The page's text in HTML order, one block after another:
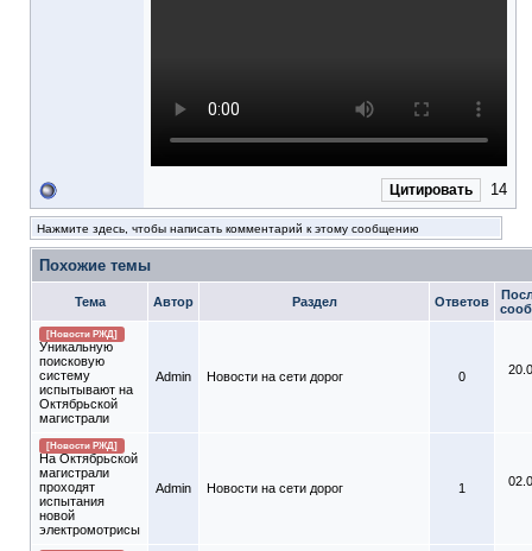
Цитировать 14
Нажмите здесь, чтобы написать комментарий к этому сообщению
Похожие темы
Тема Автор Раздел Ответов
[Новости РЖД]
Уникальную
поисковую
систему
испытывают на
Октябрьской
магистрали
Admin Новости на сети дорог 0
[Новости РЖД]
На Октябрьской
магистрали
проходят
испытания
новой
электромотрисы
Admin Новости на сети дорог 1